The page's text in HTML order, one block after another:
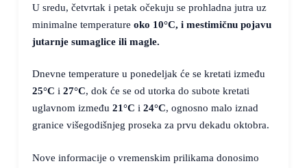
U sredu, četvrtak i petak očekuju se prohladna jutra uz
minimalne temperature oko 10°C, i mestimičnu pojavu
jutarnje sumaglice ili magle.
Dnevne temperature u ponedeljak će se kretati između
25°C i 27°C, dok će se od utorka do subote kretati
uglavnom između 21°C i 24°C, ognosno malo iznad
granice višegodišnjeg proseka za prvu dekadu oktobra.
Nove informacije o vremenskim prilikama donosimo